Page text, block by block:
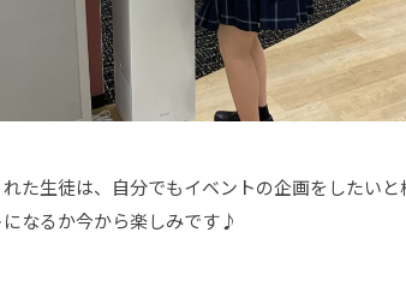
た生徒は、自分でもイベントの企画をしたいと
になるか今から楽しみです♪